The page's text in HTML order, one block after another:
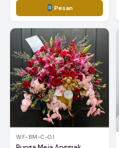
Pesan
WF-BM-C-01